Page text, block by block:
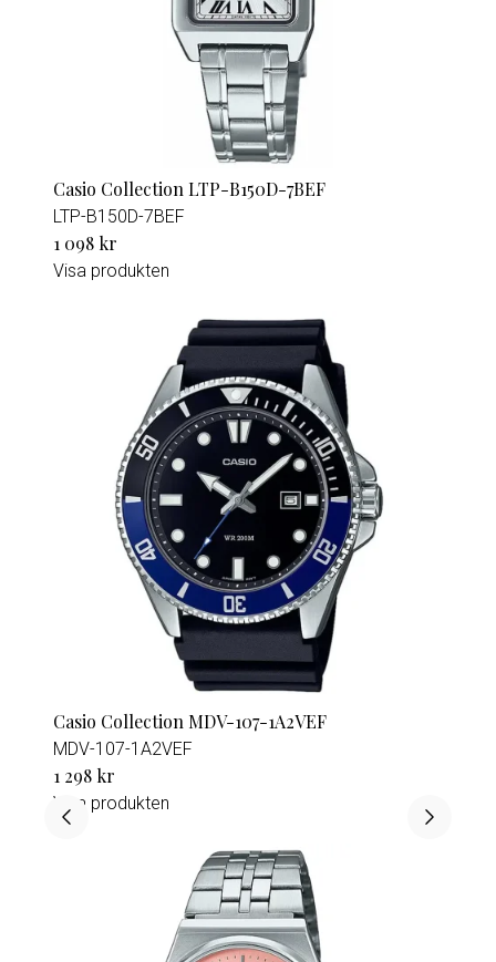
Casio Collection LTP-B150D-7BEF
LTP-B150D-7BEF
1 098 kr
Visa produkten
Casio Collection MDV-107-1A2VEF
MDV-107-1A2VEF
1 298 kr
Visa produkten